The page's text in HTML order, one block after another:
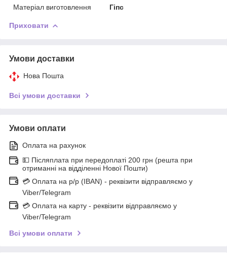
Матеріал виготовлення
Гіпс
Приховати
Умови доставки
Нова Пошта
Всі умови доставки
Умови оплати
Оплата на рахунок
💵 Післяплата при передоплаті 200 грн (решта при
отриманні на відділенні Нової Пошти)
💳 Оплата на р/р (IBAN) - реквізити відправляємо у
Viber/Telegram
💳 Оплата на карту - реквізити відправляємо у
Viber/Telegram
Всі умови оплати